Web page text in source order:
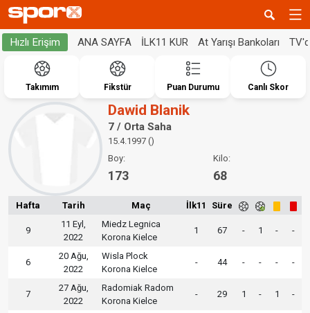
Hızlı Erişim ANA SAYFA İLK11 KUR At Yarışı Bankoları
Takımım Fikstür Puan Durumu Canlı Skor
Dawid Blanik
7 / Orta Saha
15.4.1997 ()
Boy:
173
Kilo:
68
Hafta Tarih Maç İlk11 Süre
9
11 Eyl,
2022
Miedz Legnica
Korona Kielce
1 67 - 1 - -
6
20 Ağu,
2022
Wisla Plock
Korona Kielce
- 44 - - - -
7
27 Ağu,
2022
Radomiak Radom
Korona Kielce
- 29 1 - 1 -